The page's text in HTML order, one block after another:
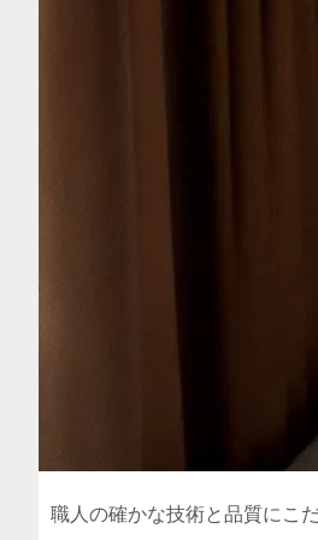
職人の確かな技術と品質にこ